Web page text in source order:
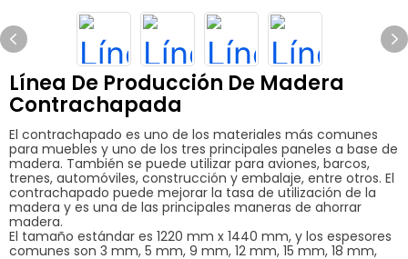
Línea De Producción De Madera
Contrachapada
El contrachapado es uno de los materiales más comunes
para muebles y uno de los tres principales paneles a base de
madera. También se puede utilizar para aviones, barcos,
trenes, automóviles, construcción y embalaje, entre otros. El
contrachapado puede mejorar la tasa de utilización de la
madera y es una de las principales maneras de ahorrar
madera.
El tamaño estándar es 1220 mm x 1440 mm, y los espesores
comunes son 3 mm, 5 mm, 9 mm, 12 mm, 15 mm, 18 mm,